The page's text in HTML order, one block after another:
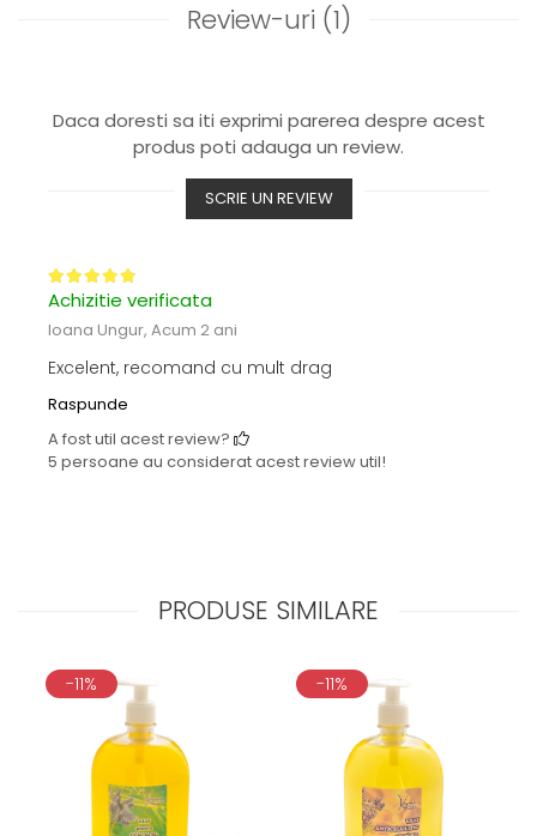
Review-uri (1)
Daca doresti sa iti exprimi parerea despre acest
produs poti adauga un review.
SCRIE UN REVIEW
Achizitie verificata
Ioana Ungur, Acum 2 ani
Excelent, recomand cu mult drag
Raspunde
A fost util acest review?
5 persoane au considerat acest review util!
PRODUSE SIMILARE
-11% -11%